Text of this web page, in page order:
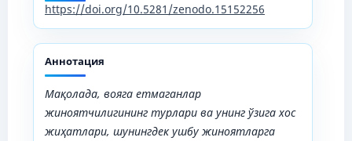
https://doi.org/10.5281/zenodo.15152256
Аннотация
Мақолада, вояга етмаганлар
жиноятчилигининг турлари ва унинг ўзига хос
жиҳатлари, шунингдек ушбу жиноятларга